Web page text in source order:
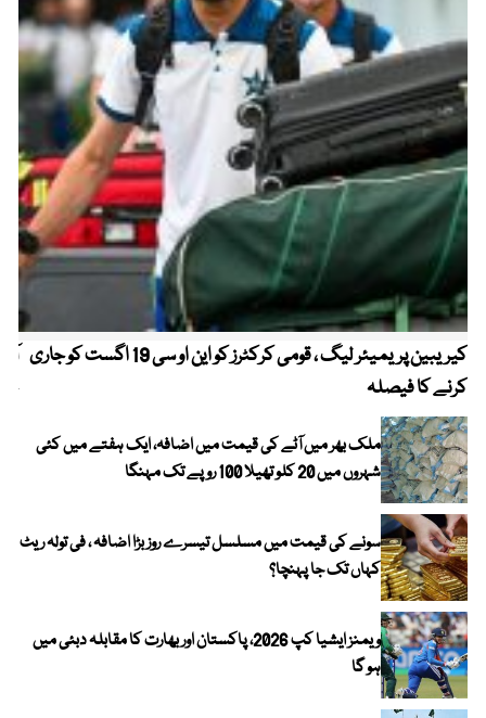
کیریبین پریمیئر لیگ ، قومی کرکٹرز کو این او سی 19 اگست کو جاری
کرنے کا فیصلہ
ملک بھر میں آٹے کی قیمت میں اضافہ، ایک ہفتے میں کئی
شہروں میں 20 کلو تھیلا 100 روپے تک مہنگا
سونے کی قیمت میں مسلسل تیسرے روز بڑا اضافہ ، فی تولہ ریٹ
کہاں تک جا پہنچا؟
ویمنز ایشیا کپ 2026، پاکستان اور بھارت کا مقابلہ دبئی میں
ہو گا